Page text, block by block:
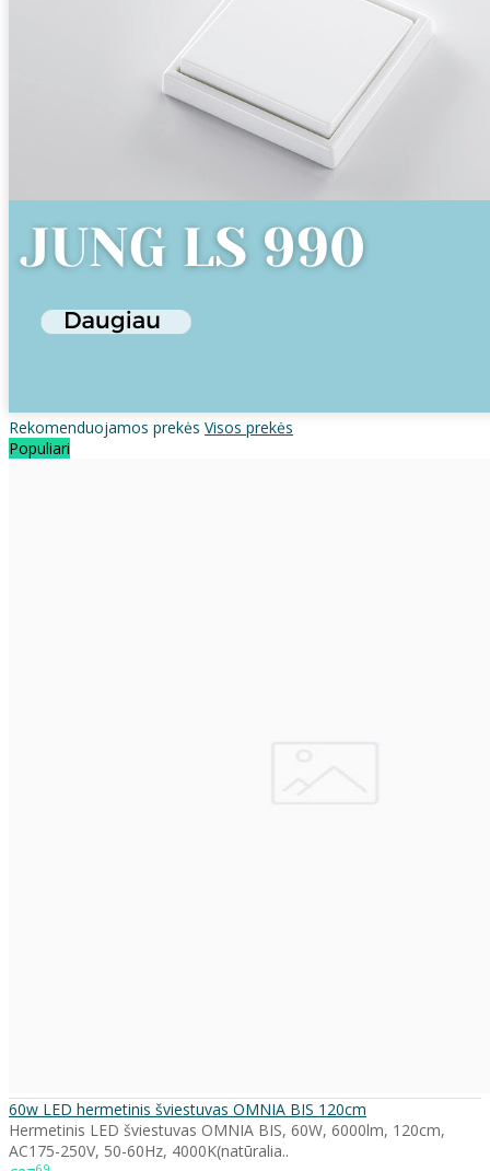
Rekomenduojamos prekės Visos prekės
Populiari
60w LED hermetinis šviestuvas OMNIA BIS 120cm
Hermetinis LED šviestuvas OMNIA BIS, 60W, 6000lm, 120cm,
AC175-250V, 50-60Hz, 4000K(natūralia..